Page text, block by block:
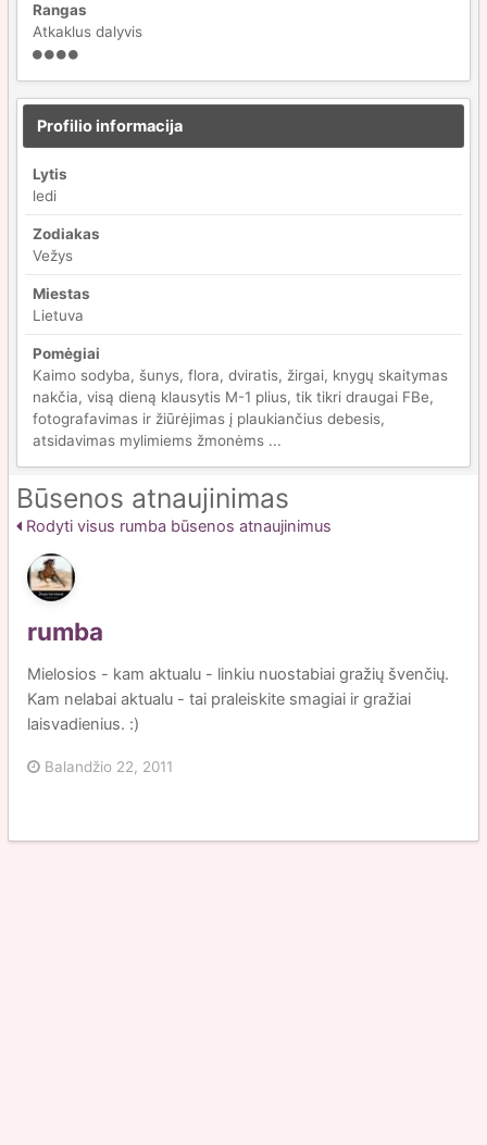
Rangas
Atkaklus dalyvis
Profilio informacija
Lytis
ledi
Zodiakas
Vežys
Miestas
Lietuva
Pomėgiai
Kaimo sodyba, šunys, flora, dviratis, žirgai, knygų skaitymas
nakčia, visą dieną klausytis M-1 plius, tik tikri draugai FBe,
fotografavimas ir žiūrėjimas į plaukiančius debesis,
atsidavimas mylimiems žmonėms ...
Būsenos atnaujinimas
Rodyti visus rumba būsenos atnaujinimus
rumba
Mielosios - kam aktualu - linkiu nuostabiai gražių švenčių.
Kam nelabai aktualu - tai praleiskite smagiai ir gražiai
laisvadienius. :)
Balandžio 22, 2011